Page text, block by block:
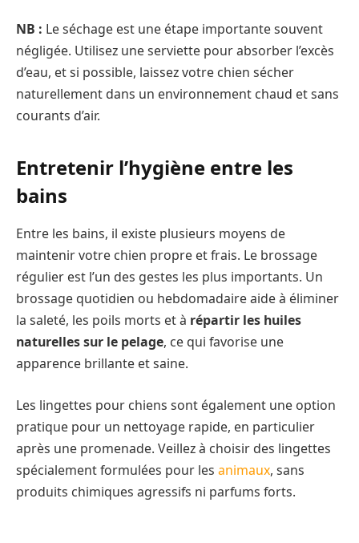
NB : Le séchage est une étape importante souvent
négligée. Utilisez une serviette pour absorber l’excès
d’eau, et si possible, laissez votre chien sécher
naturellement dans un environnement chaud et sans
courants d’air.
Entretenir l’hygiène entre les
bains
Entre les bains, il existe plusieurs moyens de
maintenir votre chien propre et frais. Le brossage
régulier est l’un des gestes les plus importants. Un
brossage quotidien ou hebdomadaire aide à éliminer
la saleté, les poils morts et à répartir les huiles
naturelles sur le pelage, ce qui favorise une
apparence brillante et saine.
Les lingettes pour chiens sont également une option
pratique pour un nettoyage rapide, en particulier
après une promenade. Veillez à choisir des lingettes
spécialement formulées pour les animaux, sans
produits chimiques agressifs ni parfums forts.